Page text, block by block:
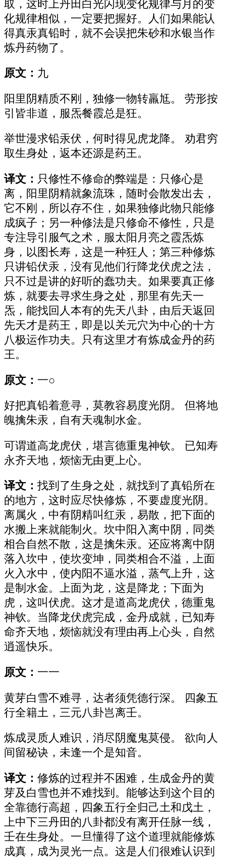
取，这时上丹田白光闪现变化规律与月的变
化规律相似，一定要把握好。人们如果能认
得真汞真铅时，就不会误把朱砂和水银当作
炼丹药物了。
原文： 九
阳里阴精质不刚，独修一物转羸尪。 劳形按
引皆非道，服炁餐霞总是狂。
举世漫求铅汞伏，何时得见虎龙降。 劝君穷
取生身处，返本还源是药王。
译文： 只修性不修命的弊端是：只修心是
离，阳里阴精就象流珠，随时会散发出去，
它不刚，所以存不住，如果独修此物只能修
成疯子；另一种修法是只修命不修性，只是
专注导引服气之术，服太阳月亮之霞炁炼
身，以图长寿，这是一种狂人；第三种修炼
只讲铅伏汞，没有见他们行降龙伏虎之法，
只不过是讲的好听的蠢功夫。如果要真正修
炼，就要去寻求生身之处，那里有先天一
炁，能找回人本有的先天八卦，由后天返回
先天才是药王，即是以关元穴为中心的十方
八极运作功夫。只有这里才有炼成金丹的药
王。
原文： 一○
好把真铅着意寻，莫教容易度光阴。 但将地
魄擒朱汞，自有天魂制水金。
可谓道高龙虎伏，堪言德重鬼神钦。 已知寿
永齐天地，烦恼无由更上心。
译文： 找到了生身之处，就找到了真铅所在
的地方，这时应尽快修炼，不要虚度光阴。
离属火，中有阴精叫红汞，易散，把下面的
水搬上来就能制火。坎中阳入离中阴，同类
相合自然不散，这是擒朱汞。还应将离中阴
落入坎中，使坎变坤，同类相合不溢，上面
火入水中，使内阳不逼水溢，蒸气上升，这
是制水金。上面为龙，这是降龙；下面为
虎，这叫伏虎。这才是道高龙虎伏，德重鬼
神钦。当降龙伏虎完成，金丹成就，已知寿
命齐天地，烦恼就没有理由再上心头，自然
逍遥快乐。
原文： 一一
黄芽白雪不难寻，达者须凭德行深。 四象五
行全籍土，三元八卦岂离壬。
炼成灵质人难识，消尽阴魔鬼莫侵。 欲向人
间留秘诀，未逢一个是知音。
译文： 修炼的过程并不困难，生成金丹的黄
芽及白雪也并不难找到。能够达到这个目的
全靠德行高超，四象五行全归己土和戊土，
上中下三丹田的八卦都没有离开任脉一线，
壬在生身处。一旦懂得了这个道理就能修炼
成真，成为灵光一点。这是人们很难认识到